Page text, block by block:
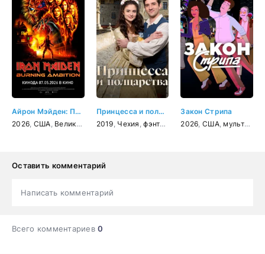
Айрон Мэйден: Пылающее стремление
2026 США Великобритания документальный ,биография ,музыка
Принцесса и полцарства
2019 Чехия ,фэнтези комедия,семейный
Закон Стрипа
2026 США, мультфильм
Оставить комментарий
Написать комментарий
Всего комментариев0